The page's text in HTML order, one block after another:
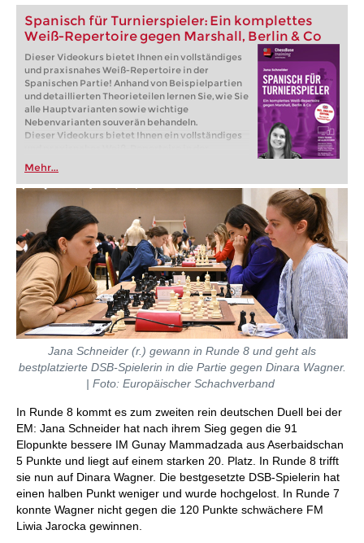
Spanisch für Turnierspieler: Ein komplettes
Weiß-Repertoire gegen Marshall, Berlin & Co
Dieser Videokurs bietet Ihnen ein vollständiges
und praxisnahes Weiß-Repertoire in der
Spanischen Partie! Anhand von Beispielpartien
und detaillierten Theorieteilen lernen Sie, wie Sie
alle Hauptvarianten sowie wichtige
Nebenvarianten souverän behandeln.
Dieser Videokurs bietet Ihnen ein vollständiges
Spanischen Partie! Anhand von Beispielpartien
und detaillierten Theorieteilen lernen Sie, wie Sie
alle Hauptvarianten sowie wichtige
Nebenvarianten souverän behandeln.
Kostenloses Videobeispiel:
Einleitung
Kostenloses Videobeispiel:Überblick
Kostenloses Videobeispiel:Tschigorin: 9...Sa5
10.Lc2 c5 11.d4 Sd7/cxd4
Mehr...
Jana Schneider (r.) gewann in Runde 8 und geht als
bestplatzierte DSB-Spielerin in die Partie gegen Dinara Wagner.
| Foto: Europäischer Schachverband
In Runde 8 kommt es zum zweiten rein deutschen Duell bei der
EM: Jana Schneider hat nach ihrem Sieg gegen die 91
Elopunkte bessere IM Gunay Mammadzada aus Aserbaidschan
5 Punkte und liegt auf einem starken 20. Platz. In Runde 8 trifft
sie nun auf Dinara Wagner. Die bestgesetzte DSB-Spielerin hat
einen halben Punkt weniger und wurde hochgelost. In Runde 7
konnte Wagner nicht gegen die 120 Punkte schwächere FM
Liwia Jarocka gewinnen.